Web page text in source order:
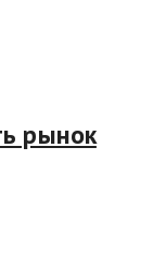
рынок